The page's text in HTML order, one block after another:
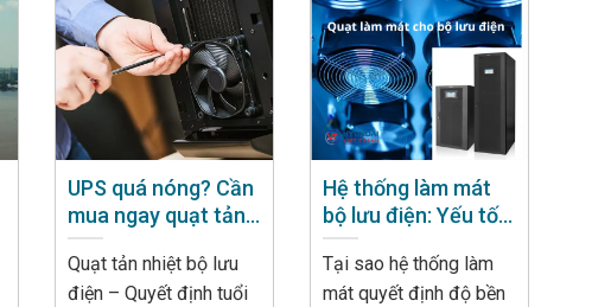
UPS quá nóng? Cần
mua ngay quạt tản
nhiệt bộ lưu điện
Quạt tản nhiệt bộ lưu
điện – Quyết định tuổi
Hệ thống làm mát
bộ lưu điện: Yếu tố
quan trọng ít được
để ý
Tại sao hệ thống làm
mát quyết định độ bền